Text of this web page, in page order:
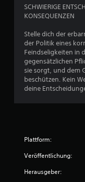
SCHWIERIGE
KONSEQUENZEN
Stelle dich der
der Politik eines
Feindseligkeiten in
gegensätzlichen
sie sorgt, und dem
beschützen. Kein
deine
Plattform:
Veröffentlichung:
Herausgeber: